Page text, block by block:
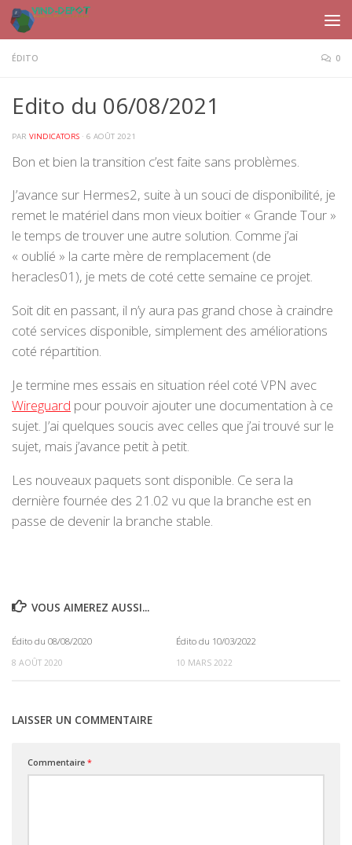
Skip to content
ÉDITO 0
Edito du 06/08/2021
PAR VINDICATORS · 6 AOÛT 2021
Bon et bien la transition c’est faite sans problèmes.
J’avance sur Hermes2, suite à un souci de disponibilité, je
remet le matériel dans mon vieux boitier « Grande Tour »
le temps de trouver une autre solution. Comme j’ai
« oublié » la carte mère de remplacement (de
heracles01), je mets de coté cette semaine ce projet.
Soit dit en passant, il n’y aura pas grand chose à craindre
coté services disponible, simplement des améliorations
coté répartition.
Je termine mes essais en situation réel coté VPN avec
Wireguard pour pouvoir ajouter une documentation à ce
sujet. J’ai quelques soucis avec celles que j’ai trouvé sur le
sujet, mais j’avance petit à petit.
Les nouveaux paquets sont disponible. Ce sera la
dernière fournée des 21.02 vu que la branche est en
passe de devenir la branche stable.
VOUS AIMEREZ AUSSI...
Édito du 08/08/2020
8 AOÛT 2020
Édito du 10/03/2022
10 MARS 2022
LAISSER UN COMMENTAIRE
Commentaire *